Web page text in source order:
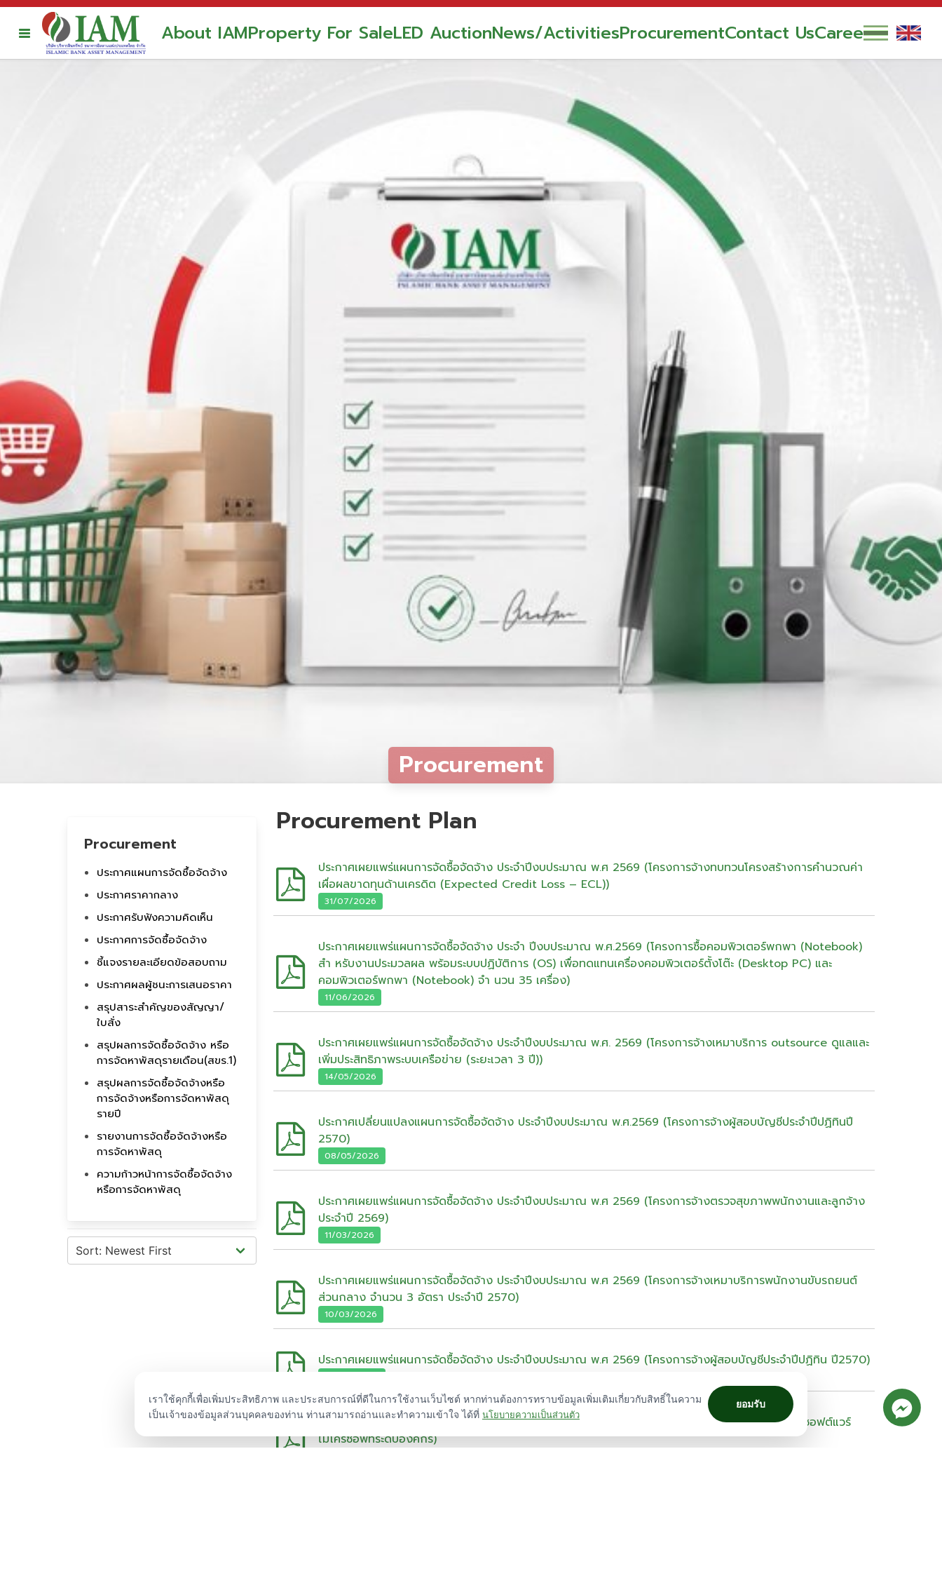
About IAMProperty For SaleLED AuctionNews/ActivitiesProcurementContact UsCareer
Procurement
Procurement
ประกาศแผนการจัดซื้อจัดจ้าง
ประกาศราคากลาง
ประกาศรับฟังความคิดเห็น
ประกาศการจัดซื้อจัดจ้าง
ชี้แจงรายละเอียดข้อสอบถาม
ประกาศผลผู้ชนะการเสนอราคา
สรุปสาระสำคัญของสัญญา/
ใบสั่ง
สรุปผลการจัดซื้อจัดจ้าง หรือ
การจัดหาพัสดุรายเดือน(สขร.1)
สรุปผลการจัดซื้อจัดจ้างหรือ
การจัดจ้างหรือการจัดหาพัสดุ
รายปี
รายงานการจัดซื้อจัดจ้างหรือ
การจัดหาพัสดุ
ความก้าวหน้าการจัดซื้อจัดจ้าง
หรือการจัดหาพัสดุ
Procurement Plan
ประกาศเผยแพร่แผนการจัดซื้อจัดจ้าง ประจำปีงบประมาณ พ.ศ 2569 (โครงการจ้างทบทวนโครงสร้างการคำนวณค่า
เผื่อผลขาดทุนด้านเครดิต (Expected Credit Loss – ECL))
31/07/2026
ประกาศเผยแพร่แผนการจัดซื้อจัดจ้าง ประจำ ปีงบประมาณ พ.ศ.2569 (โครงการซื้อคอมพิวเตอร์พกพา (Notebook)
สำ หรับงานประมวลผล พร้อมระบบปฏิบัติการ (OS) เพื่อทดแทนเครื่องคอมพิวเตอร์ตั้งโต๊ะ (Desktop PC) และ
คอมพิวเตอร์พกพา (Notebook) จำ นวน 35 เครื่อง)
11/06/2026
ประกาศเผยแพร่แผนการจัดซื้อจัดจ้าง ประจำปีงบประมาณ พ.ศ. 2569 (โครงการจ้างเหมาบริการ outsource ดูแลและ
เพิ่มประสิทธิภาพระบบเครือข่าย (ระยะเวลา 3 ปี))
14/05/2026
ประกาศเปลี่ยนแปลงแผนการจัดซื้อจัดจ้าง ประจำปีงบประมาณ พ.ศ.2569 (โครงการจ้างผู้สอบบัญชีประจำปีปฏิทินปี
2570)
08/05/2026
ประกาศเผยแพร่แผนการจัดซื้อจัดจ้าง ประจำปีงบประมาณ พ.ศ 2569 (โครงการจ้างตรวจสุขภาพพนักงานและลูกจ้าง
ประจำปี 2569)
11/03/2026
ประกาศเผยแพร่แผนการจัดซื้อจัดจ้าง ประจำปีงบประมาณ พ.ศ 2569 (โครงการจ้างเหมาบริการพนักงานขับรถยนต์
ส่วนกลาง จำนวน 3 อัตรา ประจำปี 2570)
10/03/2026
ประกาศเผยแพร่แผนการจัดซื้อจัดจ้าง ประจำปีงบประมาณ พ.ศ 2569 (โครงการจ้างผู้สอบบัญชีประจำปีปฏิทิน ปี2570)
ประกาศเผยแพร่แผนการจัดซื้อจัดจ้าง ประจำปีงบประมาณ พ.ศ. 2569 (โครงการจัดซื้อลิขสิทธิ์การใช้งานซอฟต์แวร์
ไมโครซอฟท์ระดับองค์กร)
เราใช้คุกกี้เพื่อเพิ่มประสิทธิภาพ และประสบการณ์ที่ดีในการใช้งานเว็บไซต์ หากท่านต้องการทราบข้อมูลเพิ่มเติมเกี่ยวกับสิทธิ์ในความ
เป็นเจ้าของข้อมูลส่วนบุคคลของท่าน ท่านสามารถอ่านและทำความเข้าใจ ได้ที่ นโยบายความเป็นส่วนตัว
ยอมรับ